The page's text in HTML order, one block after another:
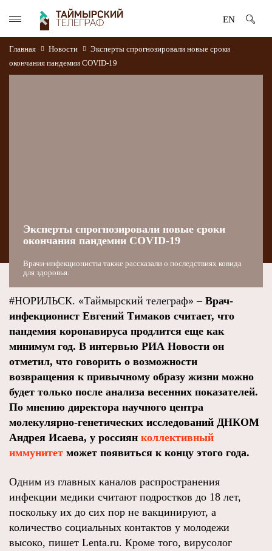
EN
Главная Новости
Эксперты спрогнозировали новые сроки
окончания пандемии COVID-19
Эксперты спрогнозировали новые сроки
окончания пандемии COVID-19
Врачи-инфекционисты также рассказали о последствиях ковида
для здоровья.
#НОРИЛЬСК. «Таймырский телеграф» – Врач-
инфекционист Евгений Тимаков считает, что
пандемия коронавируса продлится еще как
минимум год. В интервью РИА Новости он
отметил, что говорить о возможности
возвращения к привычному образу жизни можно
будет только после анализа весенних показателей.
По мнению директора научного центра
молекулярно-генетических исследований ДНКОМ
Андрея Исаева, у россиян коллективный
иммунитет может появиться к концу этого года.
Одним из главных каналов распространения
инфекции медики считают подростков до 18 лет,
поскольку их до сих пор не вакцинируют, а
количество социальных контактов у молодежи
высоко, пишет Lenta.ru. Кроме того, вирусолог